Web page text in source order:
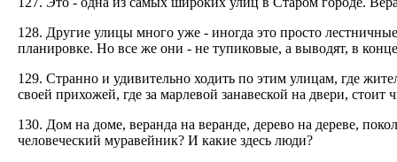
128. Другие улицы много уже - иногда это просто
планировке. Но все же они - не тупиковые, а выводят, в
129. Странно и удивительно ходить по этим улицам, где
своей прихожей, где за марлевой занавеской на двери,
130. Дом на доме, веранда на веранде, дерево на дереве,
человеческий муравейник? И какие здесь люди?